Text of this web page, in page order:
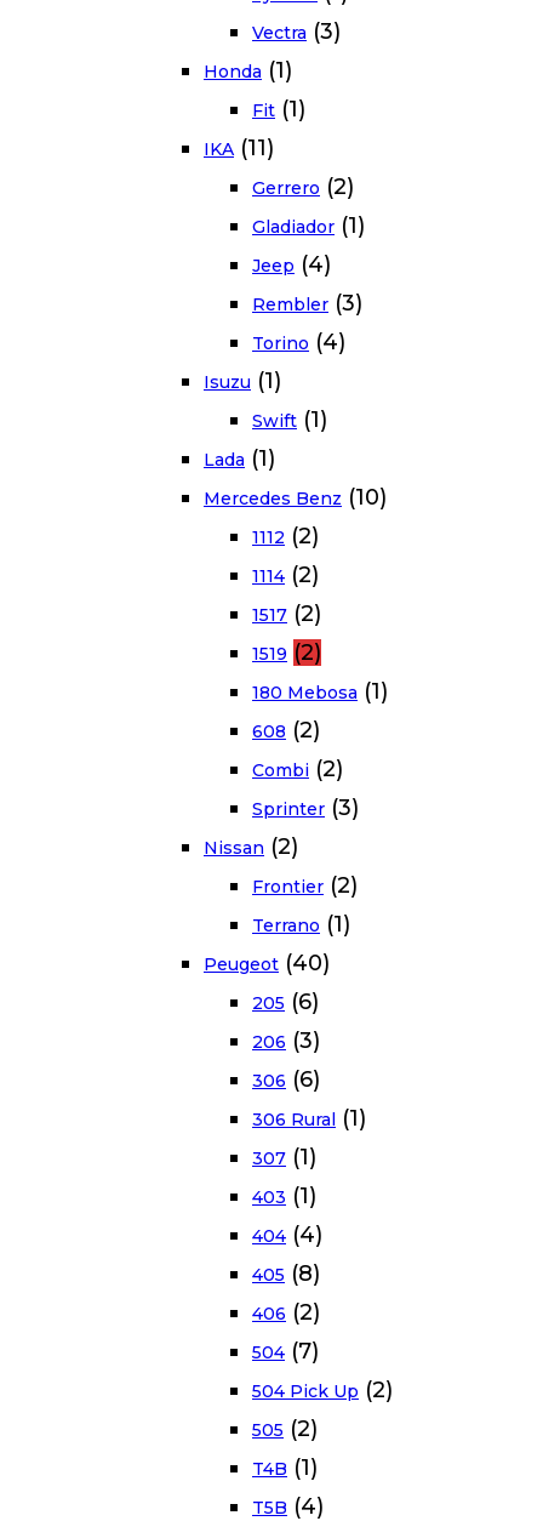
Vectra (3)
Honda (1)
Fit (1)
IKA (11)
Gerrero (2)
Gladiador (1)
Jeep (4)
Rembler (3)
Torino (4)
Isuzu (1)
Swift (1)
Lada (1)
Mercedes Benz (10)
1112 (2)
1114 (2)
1517 (2)
1519 (2)
180 Mebosa (1)
608 (2)
Combi (2)
Sprinter (3)
Nissan (2)
Frontier (2)
Terrano (1)
Peugeot (40)
205 (6)
206 (3)
306 (6)
306 Rural (1)
307 (1)
403 (1)
404 (4)
405 (8)
406 (2)
504 (7)
504 Pick Up (2)
505 (2)
T4B (1)
T5B (4)